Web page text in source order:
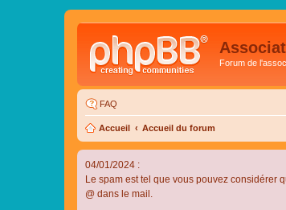
Forum de
FAQ
Accueil Accueil du forum
04/01/2024 :
Le spam est tel que vous pouvez considérer
@ dans le mail.